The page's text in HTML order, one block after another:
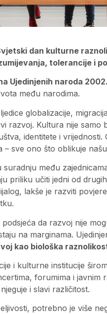
dan kulturne
tolerancije i
Ujedinjenih naroda
među narodima.
globalizacije,
razvoj. Kultura nije samo
identitete i vrijednosti.
sve ono što oblikuje
među
priliku učiti jedni od
lakše je razviti
da razvoj nije
na marginama.
kao biološka
i kulturne institucije
forumima i javnim
i slavi različitost.
potrebno je više